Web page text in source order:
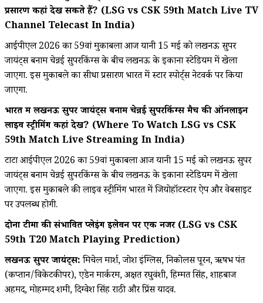
प्रसारण कहां देख सकते हैं? (LSG vs CSK 59th Match Live TV
Channel Telecast In India)
आईपीएल 2026 का 59वां मुकाबला आज यानी 15 मई को लखनऊ सुपर
जायंट्स बनाम चेन्नई सुपरकिंग्स के बीच लखनऊ के इकाना स्टेडियम में खेला
जाएगा. इस मुकाबले का सीधा प्रसारण भारत में स्टार स्पोर्ट्स नेटवर्क पर किया
जाएगा.
भारत में लखनऊ सुपर जायंट्स बनाम चेन्नई सुपरकिंग्स मैच की ऑनलाइन
लाइव स्ट्रीमिंग कहां देखें? (Where To Watch LSG vs CSK
59th Match Live Streaming In India)
टाटा आईपीएल 2026 का 59वां मुकाबला आज यानी 15 मई को लखनऊ सुपर
जायंट्स बनाम चेन्नई सुपरकिंग्स के बीच लखनऊ के इकाना स्टेडियम में खेला
जाएगा. इस मुकाबले की लाइव स्ट्रीमिंग भारत में जियोहॉटस्टार ऐप और वेबसाइट
पर उपलब्ध होगी.
दोनों टीमों की संभावित प्लेइंग इलेवन पर एक नजर (LSG vs CSK
59th T20 Match Playing Prediction)
लखनऊ सुपर जायंट्स:मिचेल मार्श, जोश इंग्लिस, निकोलस पूरन, ऋषभ पंत
(कप्तान/विकेटकीपर), एडेन मार्करम, अक्षत रघुवंशी, हिम्मत सिंह, शाहबाज
अहमद, मोहम्मद शमी, दिग्वेश सिंह राठी और प्रिंस यादव.